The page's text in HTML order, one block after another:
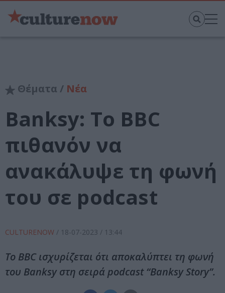
Θέματα / Νέα
Banksy: Το BBC
πιθανόν να
ανακάλυψε τη φωνή
του σε podcast
CULTURENOW / 18-07-2023 / 13:44
Το BBC ισχυρίζεται ότι αποκαλύπτει τη φωνή
του Banksy στη σειρά podcast “Banksy Story”.